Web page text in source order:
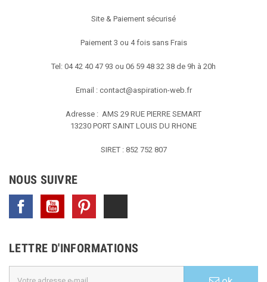
Site & Paiement sécurisé
Paiement 3 ou 4 fois sans Frais
Tel: 04 42 40 47 93 ou 06 59 48 32 38 de 9h à 20h
Email : contact@aspiration-web.fr
Adresse : AMS 29 RUE PIERRE SEMART
13230 PORT SAINT LOUIS DU RHONE
SIRET : 852 752 807
NOUS SUIVRE
Facebook YouTube
LETTRE D'INFORMATIONS